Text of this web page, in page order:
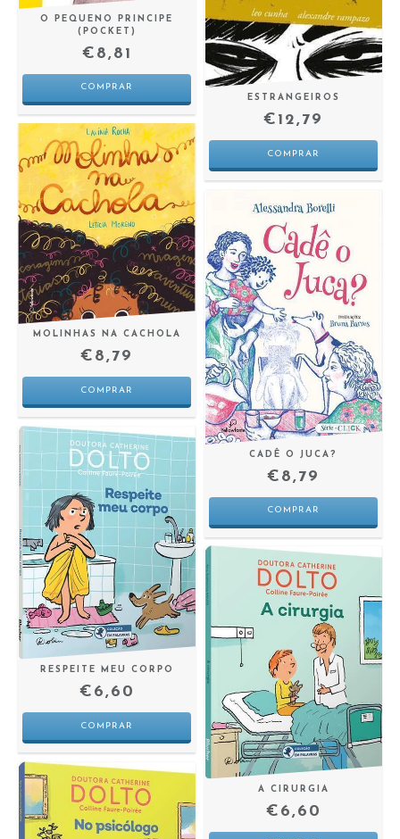
O PEQUENO PRINCIPE
(POCKET)
€8,81
ESTRANGEIROS
€12,79
MOLINHAS NA CACHOLA
€8,79
CADÊ O JUCA?
€8,79
RESPEITE MEU CORPO
€6,60
A CIRURGIA
€6,60